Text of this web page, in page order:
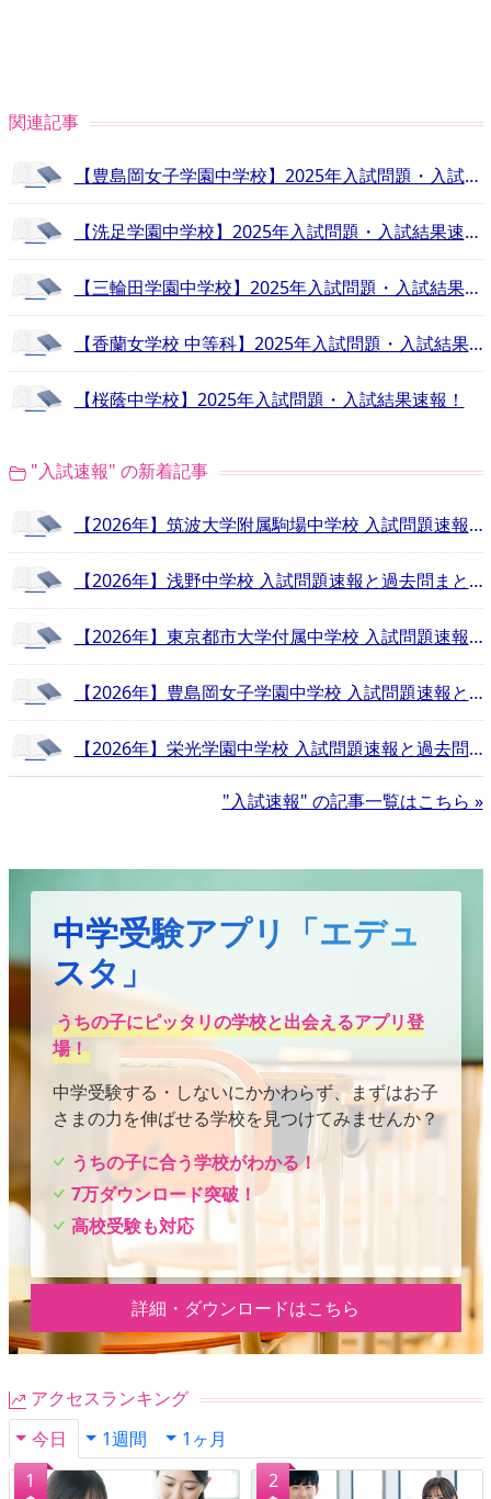
関連記事
【豊島岡女子学園中学校】2025年入試問題・入試結果速報！
【洗足学園中学校】2025年入試問題・入試結果速報！
【三輪田学園中学校】2025年入試問題・入試結果速報！
【香蘭女学校 中等科】2025年入試問題・入試結果速報！
【桜蔭中学校】2025年入試問題・入試結果速報！
"入試速報" の新着記事
【2026年】筑波大学附属駒場中学校 入試問題速報と過去問まとめ
【2026年】浅野中学校 入試問題速報と過去問まとめ
【2026年】東京都市大学付属中学校 入試問題速報と過去問まとめ
【2026年】豊島岡女子学園中学校 入試問題速報と過去問まとめ
【2026年】栄光学園中学校 入試問題速報と過去問まとめ
"入試速報" の記事一覧はこちら »
中学受験アプリ「エデュ
スタ」
うちの子にピッタリの学校と出会えるアプリ登
場！
中学受験する・しないにかかわらず、まずはお子
さまの力を伸ばせる学校を見つけてみませんか？
うちの子に合う学校がわかる！
7万ダウンロード突破！
高校受験も対応
詳細・ダウンロードはこちら
アクセスランキング
今日
1週間 1ヶ月